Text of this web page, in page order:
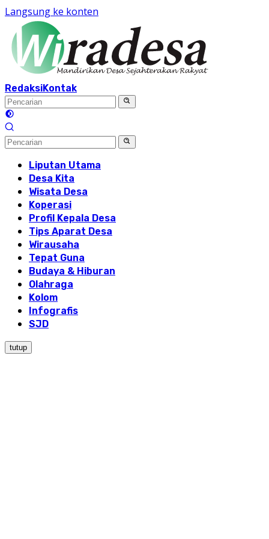
Langsung ke konten
RedaksiKontak
Liputan Utama
Desa Kita
Wisata Desa
Koperasi
Profil Kepala Desa
Tips Aparat Desa
Wirausaha
Tepat Guna
Budaya & Hiburan
Olahraga
Kolom
Infografis
SJD
tutup